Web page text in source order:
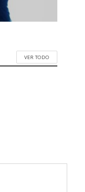
VER TODO